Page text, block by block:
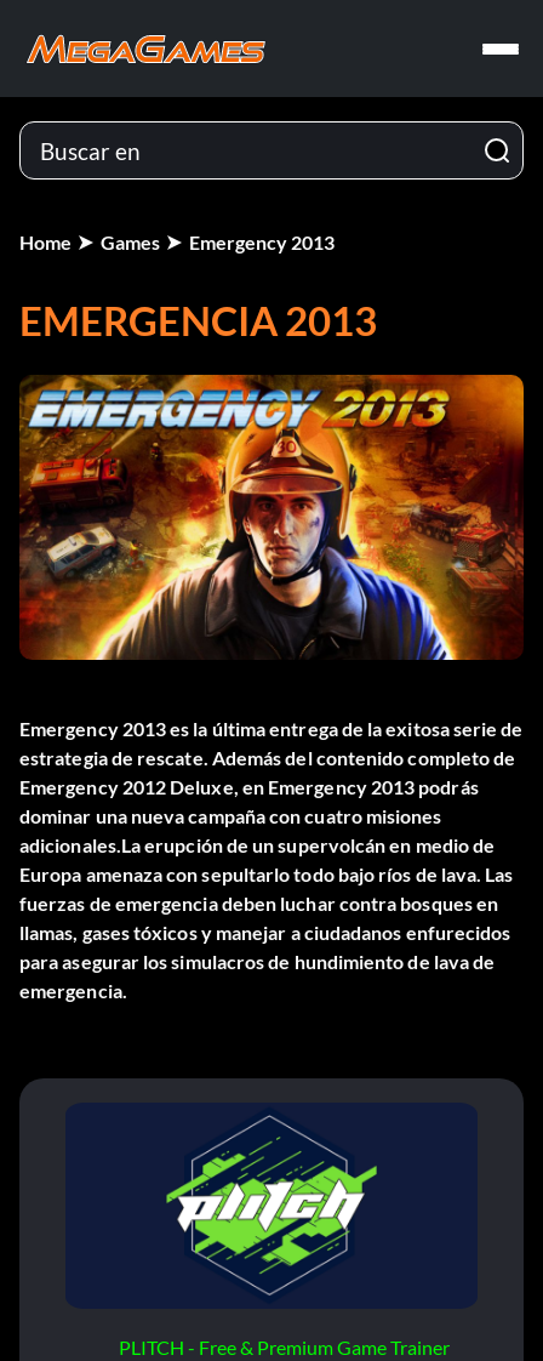
Home Games Emergency 2013
EMERGENCIA 2013
Emergency 2013 es la última entrega de la exitosa serie de
estrategia de rescate. Además del contenido completo de
Emergency 2012 Deluxe, en Emergency 2013 podrás
dominar una nueva campaña con cuatro misiones
adicionales.La erupción de un supervolcán en medio de
Europa amenaza con sepultarlo todo bajo ríos de lava. Las
fuerzas de emergencia deben luchar contra bosques en
llamas, gases tóxicos y manejar a ciudadanos enfurecidos
para asegurar los simulacros de hundimiento de lava de
emergencia.
PLITCH - Free & Premium Game Trainer